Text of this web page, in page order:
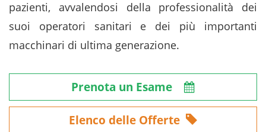
pazienti, avvalendosi della professionalità dei
suoi operatori sanitari e dei più importanti
macchinari di ultima generazione.
Prenota un Esame
Elenco delle Offerte